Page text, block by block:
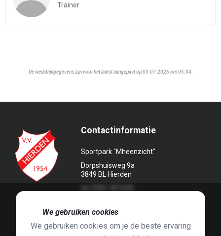
Trainer
De wedstrijdgegevens zijn voor het laatst aangepast op 03-07-2026 om 05:04.
Contactinformatie
Sportpark "Mheenzicht"
Dorpshuisweg 9a
3849 BL Hierden
We gebruiken cookies
We gebruiken cookies om je de beste ervaring